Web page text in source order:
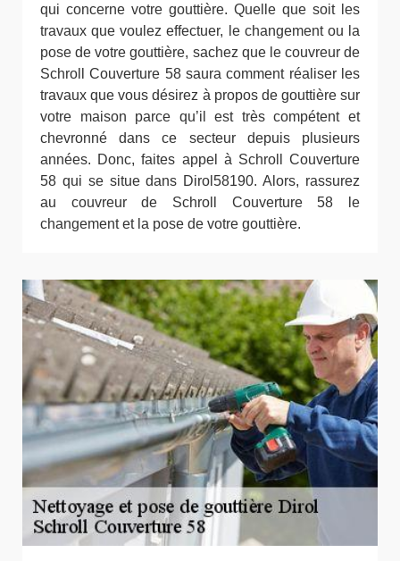
qui concerne votre gouttière. Quelle que soit les
travaux que voulez effectuer, le changement ou la
pose de votre gouttière, sachez que le couvreur de
Schroll Couverture 58 saura comment réaliser les
travaux que vous désirez à propos de gouttière sur
votre maison parce qu’il est très compétent et
chevronné dans ce secteur depuis plusieurs
années. Donc, faites appel à Schroll Couverture
58 qui se situe dans Dirol58190. Alors, rassurez
au couvreur de Schroll Couverture 58 le
changement et la pose de votre gouttière.